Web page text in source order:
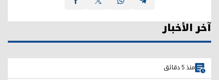
آخر الأخبار
منذ 5 دقائق